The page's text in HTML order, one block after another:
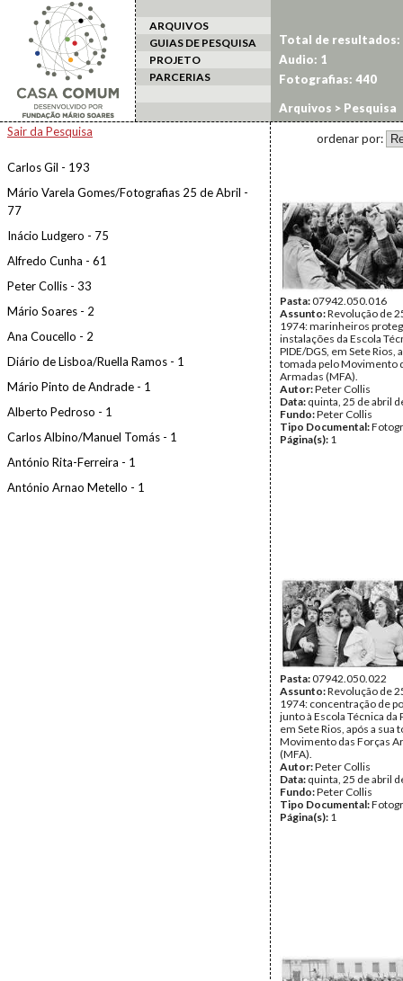
ARQUIVOS
GUIAS DE PESQUISA
PROJETO
PARCERIAS
Arquivos > Pesquisa
Sair da Pesquisa
Carlos Gil - 193
Mário Varela Gomes/Fotografias 25 de Abril -
77
Inácio Ludgero - 75
Alfredo Cunha - 61
Peter Collis - 33
Mário Soares - 2
Ana Coucello - 2
Diário de Lisboa/Ruella Ramos - 1
Mário Pinto de Andrade - 1
Alberto Pedroso - 1
Carlos Albino/Manuel Tomás - 1
António Rita-Ferreira - 1
António Arnao Metello - 1
Total de resultados:
Audio: 1
Fotografias: 440
ordenar por:
Pasta:07942.050.016
Assunto:Revolução de
1974: marinheiros
instalações da Escola
PIDE/DGS, em Sete Rios,
tomada pelo Movimento
Armadas (MFA).
Autor:Peter Collis
Data: quinta, 25 de abril
Fundo:Peter Collis
Tipo Documental:
Página(s): 1
Pasta:07942.050.022
Assunto:Revolução de
1974: concentração de
junto à Escola Técnica da
em Sete Rios, após a sua
Movimento das Forças
(MFA).
Autor:Peter Collis
Data: quinta, 25 de abril
Fundo:Peter Collis
Tipo Documental:
Página(s): 1